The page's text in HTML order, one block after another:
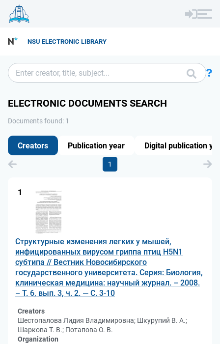
NSU ELECTRONIC LIBRARY
ELECTRONIC DOCUMENTS SEARCH
Documents found: 1
1
1
Структурные изменения легких у мышей,
инфицированных вирусом гриппа птиц H5N1
субтипа // Вестник Новосибирского
государственного университета. Серия: Биология,
клиническая медицина: научный журнал. – 2008.
– Т. 6, вып. 3, ч. 2. — С. 3-10
Creators
Шестопалова Лидия Владимировна; Шкурупий В. А.;
Шаркова Т. В.; Потапова О. В.
Organization
Creators Publication year Digital publication